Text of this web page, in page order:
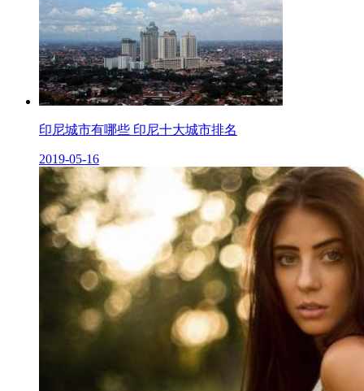
印尼城市有哪些 印尼十大城市排名
2019-05-16